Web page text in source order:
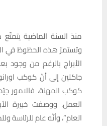
منذ السنة الماضية
وتستمرّ هذه الحظوظ في
الأبراج بالرغم من وجود
جاكلين إلى أنّ كوكب
كوكب المهنة، فالامور
العمل. ووصفت خبيرة
العام”، وأنّه عام للرئاسة